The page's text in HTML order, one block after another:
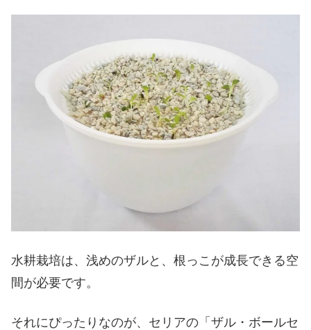
水耕栽培は、浅めのザルと、根っこが成長できる空
間が必要です。
それにぴったりなのが、セリアの「ザル・ボールセ